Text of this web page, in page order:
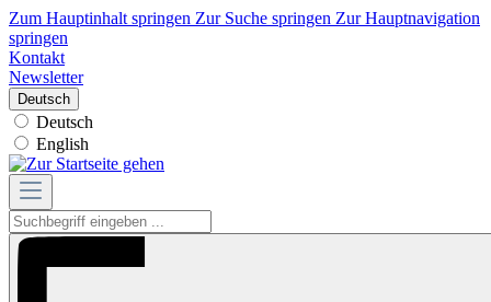
Zum Hauptinhalt springen Zur Suche springen Zur Hauptnavigation
springen
Kontakt
Newsletter
Deutsch
Deutsch
English